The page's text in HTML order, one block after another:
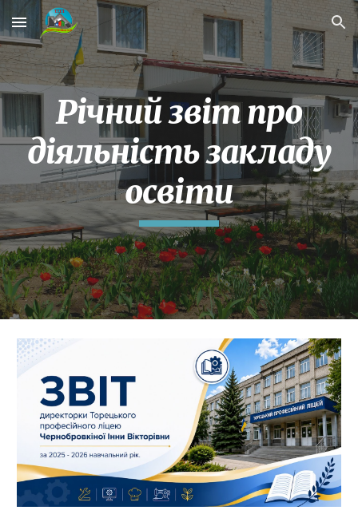
Skip to main content Skip to navigation
Річний звіт про
діяльність закладу
освіти